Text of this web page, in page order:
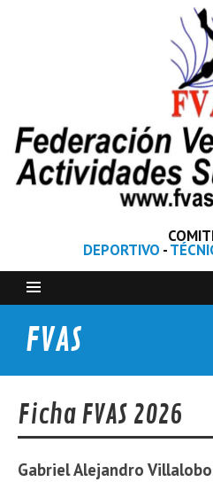
DEPORTIVO -
FVAS
Ficha FVAS 2026
Gabriel Alejandro